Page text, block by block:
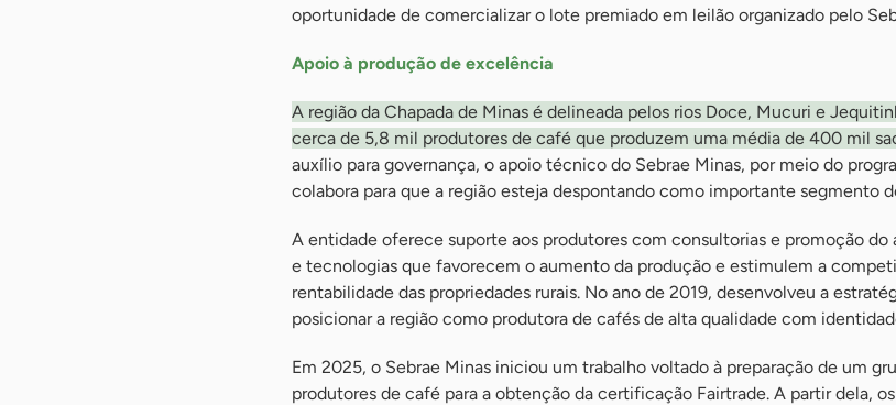
oportunidade de comercializar o lote premiado em leilão organizado pelo
Apoio à produção de excelência
A região da Chapada de Minas é delineada pelos rios Doce, Mucuri e
cerca de 5,8 mil produtores de café que produzem uma média de 400 mil
auxílio para governança, o apoio técnico do Sebrae Minas, por meio do
colabora para que a região esteja despontando como importante segmento
A entidade oferece suporte aos produtores com consultorias e promoção do
e tecnologias que favorecem o aumento da produção e estimulem a
rentabilidade das propriedades rurais. No ano de 2019, desenvolveu a
posicionar a região como produtora de cafés de alta qualidade com
Em 2025, o Sebrae Minas iniciou um trabalho voltado à preparação de um
produtores de café para a obtenção da certificação Fairtrade. A partir dela,